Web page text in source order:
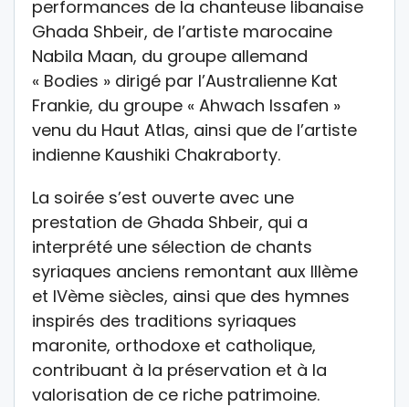
performances de la chanteuse libanaise
Ghada Shbeir, de l’artiste marocaine
Nabila Maan, du groupe allemand
« Bodies » dirigé par l’Australienne Kat
Frankie, du groupe « Ahwach Issafen »
venu du Haut Atlas, ainsi que de l’artiste
indienne Kaushiki Chakraborty.
La soirée s’est ouverte avec une
prestation de Ghada Shbeir, qui a
interprété une sélection de chants
syriaques anciens remontant aux IIIème
et IVème siècles, ainsi que des hymnes
inspirés des traditions syriaques
maronite, orthodoxe et catholique,
contribuant à la préservation et à la
valorisation de ce riche patrimoine.